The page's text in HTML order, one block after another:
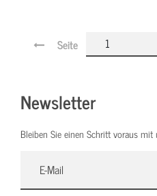
Seite
Newsletter
Bleiben Sie einen Schritt voraus mit